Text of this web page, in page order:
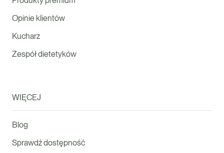
Opinie klientów
Kucharz
Zespół dietetyków
WIĘCEJ
Blog
Sprawdź dostępność